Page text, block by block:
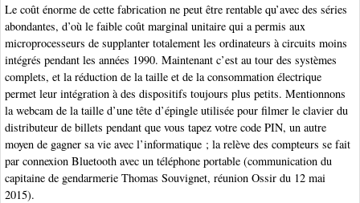
Le coût énorme de cette fabrication ne peut être rentable qu’avec des séries
abondantes, d’où le faible coût marginal unitaire qui a permis aux
microprocesseurs de supplanter totalement les ordinateurs à circuits moins
intégrés pendant les années 1990. Maintenant c’est au tour des systèmes
complets, et la réduction de la taille et de la consommation électrique
permet leur intégration à des dispositifs toujours plus petits. Mentionnons
la webcam de la taille d’une tête d’épingle utilisée pour filmer le clavier du
distributeur de billets pendant que vous tapez votre code PIN, un autre
moyen de gagner sa vie avec l’informatique ; la relève des compteurs se fait
par connexion Bluetooth avec un téléphone portable (communication du
capitaine de gendarmerie Thomas Souvignet, réunion Ossir du 12 mai
2015).